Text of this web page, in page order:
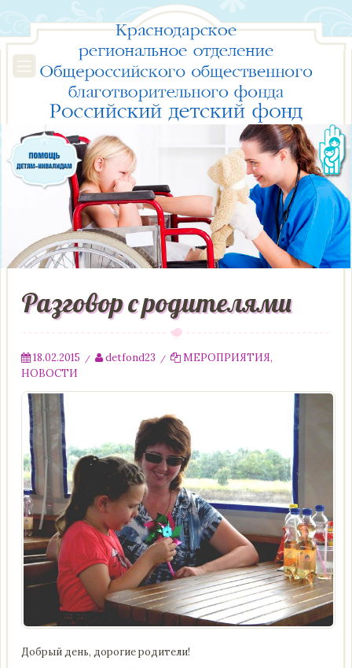
Разговор с родителями
18.02.2015 / detfond23 / МЕРОПРИЯТИЯ,
НОВОСТИ
Добрый день, дорогие родители!